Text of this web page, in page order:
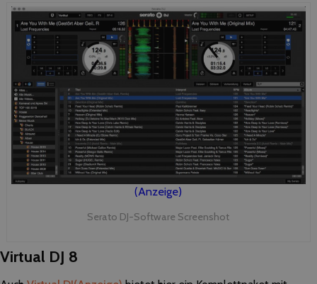
(Anzeige)
Serato DJ-Software Screenshot
Virtual DJ 8